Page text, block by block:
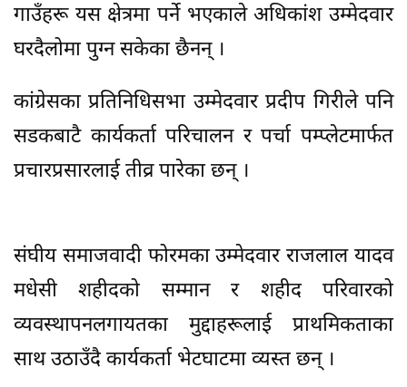
गाउँहरू यस क्षेत्रमा पर्ने भएकाले अधिकांश उम्मेदवार
घरदैलोमा पुग्न सकेका छैनन् ।
कांग्रेसका प्रतिनिधिसभा उम्मेदवार प्रदीप गिरीले पनि
सडकबाटै कार्यकर्ता परिचालन र पर्चा पम्प्लेटमार्फत
प्रचारप्रसारलाई तीव्र पारेका छन् ।
संघीय समाजवादी फोरमका उम्मेदवार राजलाल यादव
मधेसी शहीदको सम्मान र शहीद परिवारको
व्यवस्थापनलगायतका मुद्दाहरूलाई प्राथमिकताका
साथ उठाउँदै कार्यकर्ता भेटघाटमा व्यस्त छन् ।